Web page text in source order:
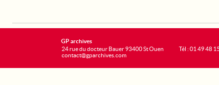
GP archives
24 rue du docteur Bauer 93400 St Ouen
contact@gparchives.com
Tél : 01 49 48